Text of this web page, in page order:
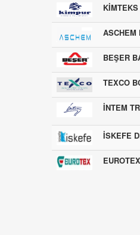
ASCHEM
BEŞER
TEXCO
İNTEM
İSKEFE